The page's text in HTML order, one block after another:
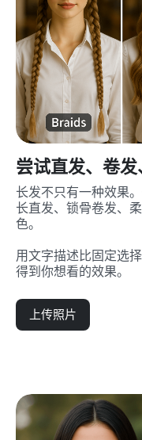
尝试直发、卷
长发不只有一种效果
长直发、锁骨卷发、
色。
用文字描述比固定选
得到你想看的效果。
上传照片